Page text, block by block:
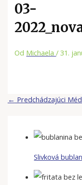
03-
Od Michaela/31.
← Predchádzajúci
Slivková